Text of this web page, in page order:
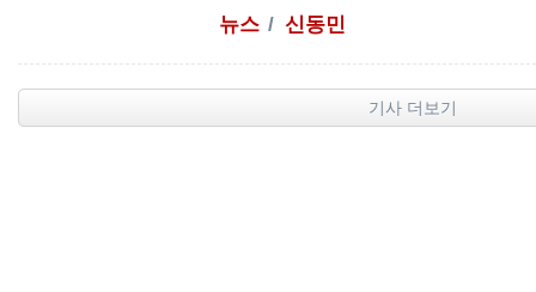
뉴스
신동민
기사 더보기